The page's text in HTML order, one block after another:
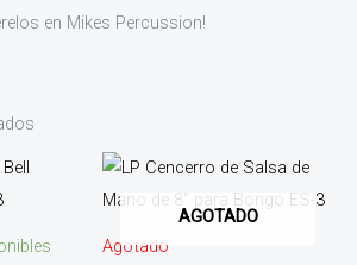
en Mikes Percussion!
AGOTADO
Agotado